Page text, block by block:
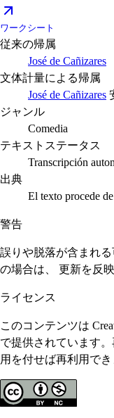
ワークシート
従来の帰属
José de Cañizares
文体計量による帰属
José de Cañizares
ジャンル
Comedia
テキストステータス
Transcripción
出典
El texto procede
警告
誤りや脱落が含まれ
の場合は、 更新を反
ライセンス
このコンテンツは
で提供されています
用を付せば再利用で